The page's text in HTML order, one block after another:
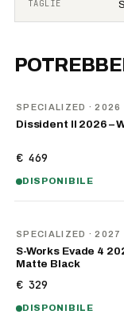
TAGLIE
SPECIALIZED · 2026
Dissident II 2026 –
€ 469
DISPONIBILE
SPECIALIZED · 2027
S-Works Evade 4
Matte Black
€ 329
DISPONIBILE